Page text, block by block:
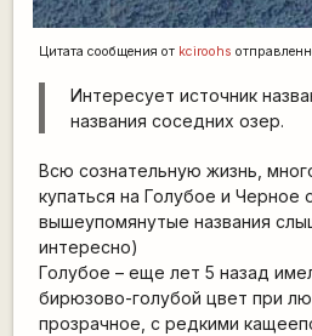
Цитата сообщения от kciroohs
Интересует источник
названия соседних озер.
Всю сознательную жизнь,
купаться на Голубое и Черное
вышеупомянутые названия
интересно)
Голубое – еще лет 5 назад
бирюзово-голубой цвет при
прозрачное, с редкими